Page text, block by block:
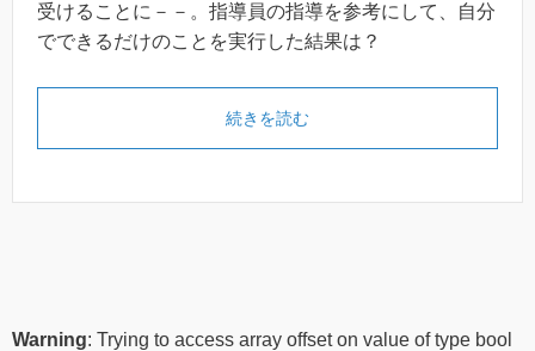
受けることに－－。指導員の指導を参考にして、自分
でできるだけのことを実行した結果は？
続きを読む
Warning: Trying to access array offset on value of type bool